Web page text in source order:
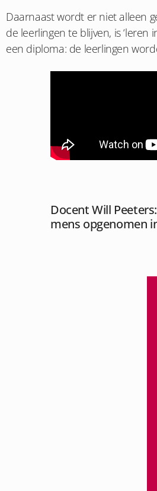
Daarnaast wordt er niet alleen
de leerlingen te blijven, is
een diploma: de leerlingen
Docent Will
mens opgenomen